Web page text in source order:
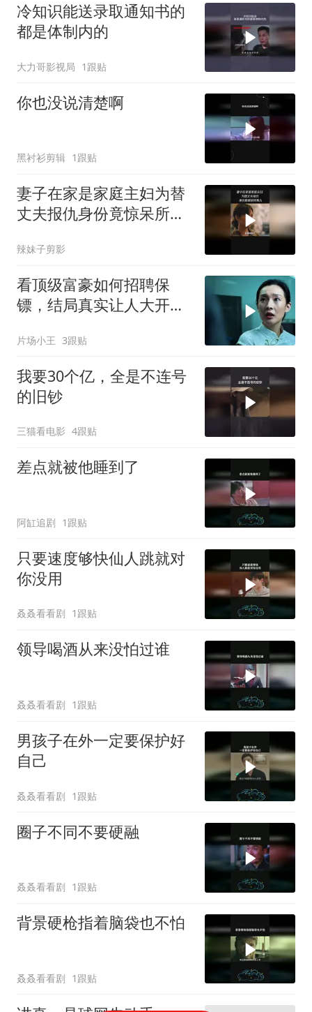
冷知识能送录取通知书的
都是体制内的
大力哥影视局 1跟贴
你也没说清楚啊
黑衬衫剪辑 1跟贴
妻子在家是家庭主妇为替
丈夫报仇身份竟惊呆所有
辣妹子剪影
看顶级富豪如何招聘保
镖，结局真实让人大开眼
片场小王 3跟贴
我要30个亿，全是不连号
的旧钞
三猫看电影 4跟贴
差点就被他睡到了
阿缸追剧 1跟贴
只要速度够快仙人跳就对
你没用
叒叒看看剧 1跟贴
领导喝酒从来没怕过谁
叒叒看看剧 1跟贴
男孩子在外一定要保护好
自己
叒叒看看剧 1跟贴
圈子不同不要硬融
叒叒看看剧 1跟贴
背景硬枪指着脑袋也不怕
叒叒看看剧 1跟贴